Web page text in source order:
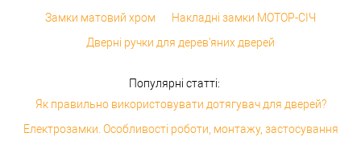
Замки матовий хром
Накладні замки МОТОР-СІЧ
Дверні ручки для дерев'яних дверей
Популярні статті:
Як правильно використовувати дотягувач для дверей?
Електрозамки. Особливості роботи, монтажу, застосування